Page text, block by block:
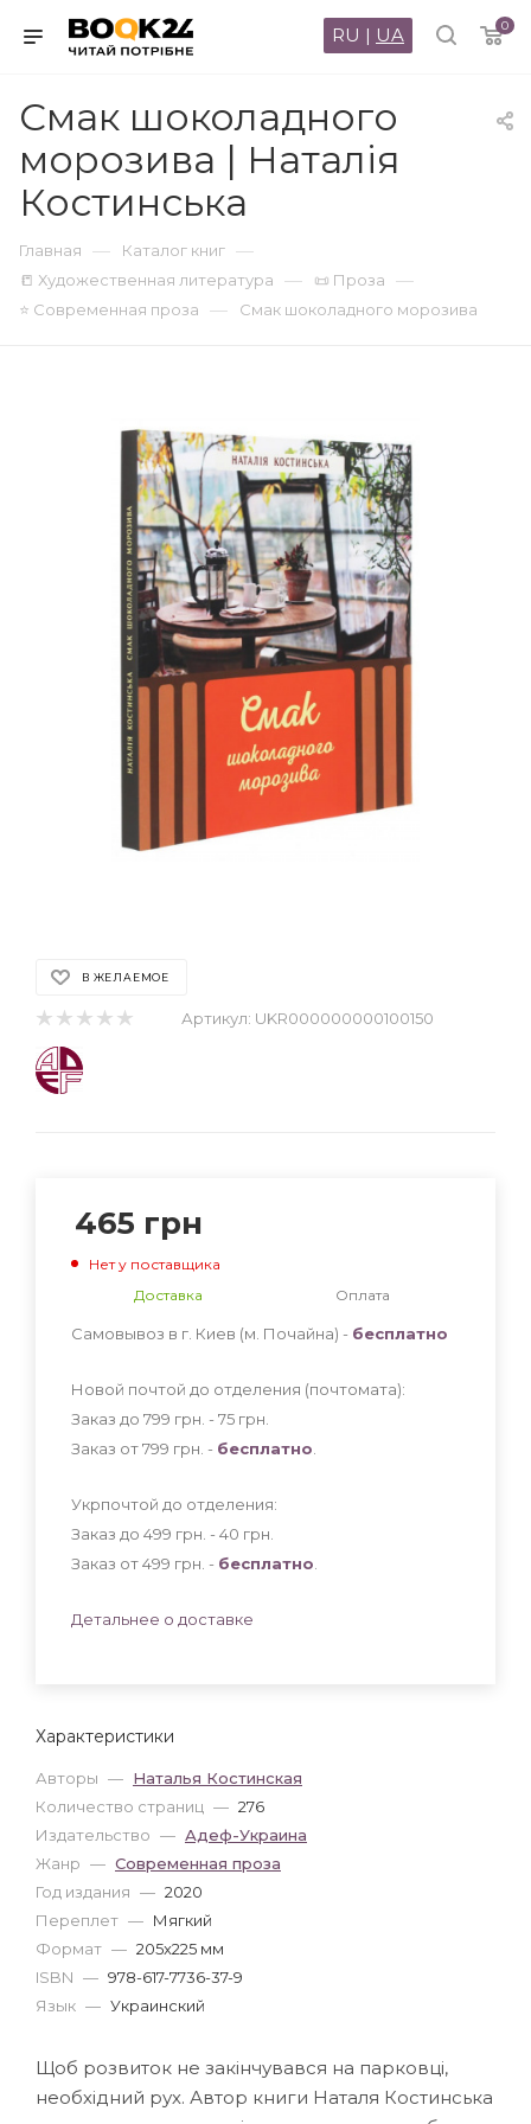
0
RU | UA
Смак шоколадного
морозива | Наталія
Костинська
Главная — Каталог книг —
📒 Художественная литература — 📜 Проза —
⭐ Современная проза — Смак шоколадного морозива
В ЖЕЛАЕМОЕ
Артикул: UKR000000000100150
Характеристики
Авторы — Наталья Костинская
Количество страниц — 276
Издательство — Адеф-Украина
Жанр — Современная проза
Год издания — 2020
Переплет — Мягкий
Формат — 205x225 мм
ISBN — 978-617-7736-37-9
Язык — Украинский
465 грн
Нет у поставщика
Доставка
Оплата
Самовывоз в г. Киев (м. Почайна) - бесплатно
Новой почтой до отделения (почтомата):
Заказ до 799 грн. - 75 грн
Заказ от 799 грн. - бесплатно
Укрпочтой до отделения:
Заказ до 499 грн. - 40 грн
Заказ от 499 грн. - бесплатно
Детальнее о доставке
Щоб розвиток не закінчувався на парковці,
необхідний рух. Автор книги Наталя Костинська